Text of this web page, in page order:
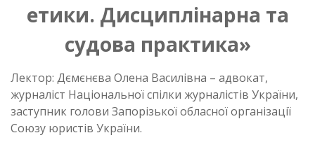
етики. Дисциплінарна та
судова практика»
Лектор: Дємєнєва Олена Василівна – адвокат,
журналіст Національної спілки журналістів України,
заступник голови Запорізької обласної організації
Союзу юристів України.